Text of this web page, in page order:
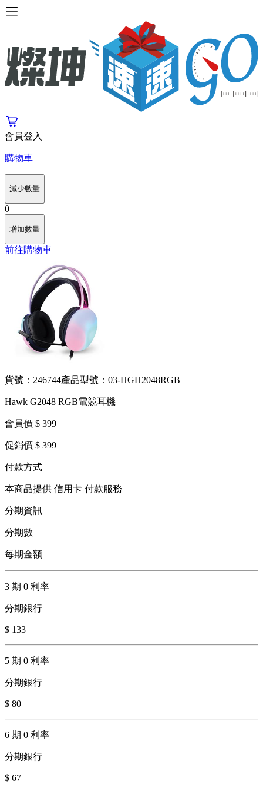
會員登入
購物車
減少數量
0
增加數量
前往購物車
貨號：246744產品型號：03-HGH2048RGB
Hawk G2048 RGB電競耳機
會員價 $ 399
促銷價 $ 399
付款方式
本商品提供 信用卡 付款服務
分期資訊
分期數
每期金額
3 期 0 利率
分期銀行
$ 133
5 期 0 利率
分期銀行
$ 80
6 期 0 利率
分期銀行
$ 67